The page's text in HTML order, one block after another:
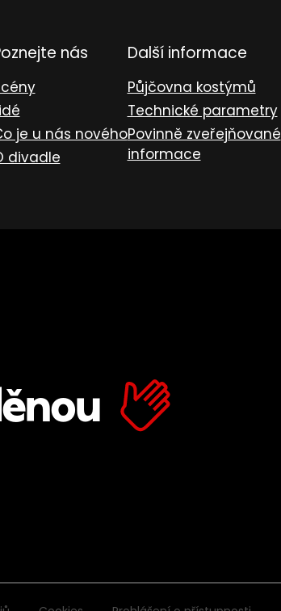
nás
je u nás nového
divadle
Další informace
Půjčovna kostýmů
Technické parametry
Povinně zveřejňované
informace